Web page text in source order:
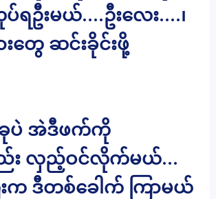
ရဦးမယ်….ဦးလေး….၊
းတွေ ဆင်းခိုင်းဖို့
ခုပဲ အဲဒီဖက်ကို
း လှည့်ဝင်လိုက်မယ်…
က ဒီတစ်ခေါက် ကြာမယ်